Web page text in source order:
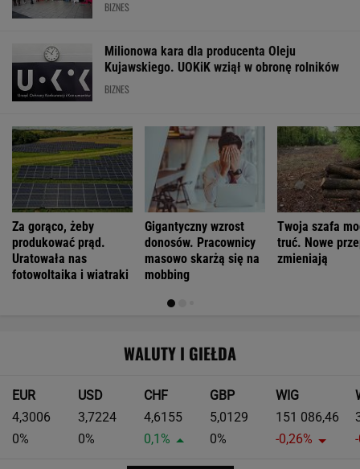
BIZNES
Milionowa kara dla producenta Oleju
Kujawskiego. UOKiK wziął w obronę rolników
BIZNES
Za gorąco, żeby
produkować prąd.
Uratowała nas
fotowoltaika i wiatraki
Gigantyczny wzrost
donosów. Pracownicy
masowo skarżą się na
mobbing
Twoja szafa
truć. Nowe
zmieniają
WALUTY I GIEŁDA
EUR
4,3006
0%
USD
3,7224
0%
CHF
4,6155
0,1%
GBP
5,0129
0%
WIG
151 086,46
-0,26%